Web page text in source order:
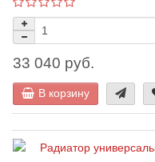
33 040 руб.
В корзину